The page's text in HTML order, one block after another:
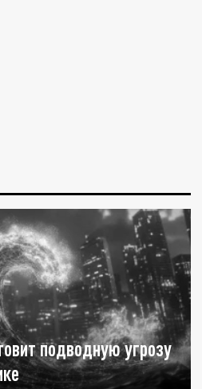
подводную угрозу